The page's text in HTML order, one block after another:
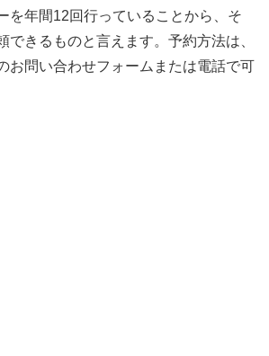
を年間12回行っていることから、そ
できるものと言えます。予約方法は、
お問い合わせフォームまたは電話で可